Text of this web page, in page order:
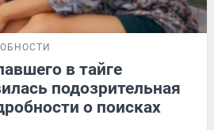
в тайге
подозрительная
о поисках